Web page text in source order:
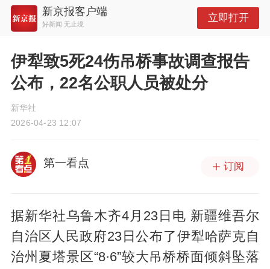
新京报客户端
好新闻 无止境
立即打开
伊犁致5死24伤吊桥事故调查报告
公布，22名公职人员被处分
新华社
2026-04-23 12:07
第一看点 订阅
据新华社乌鲁木齐4月23日电 新疆维吾尔
自治区人民政府23日公布了伊犁哈萨克自
治州夏塔景区“8·6”较大吊桥桥面倾斜坠落